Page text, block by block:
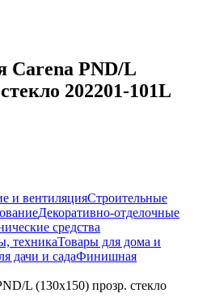
Carena PND/L
202201-101L
и вентиляцияСтроительные
Декоративно-отделочные
средства
техникаТовары для дома и
дачи и садаФинишная
L (130x150) прозр. стекло